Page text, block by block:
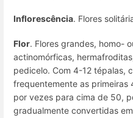
Inflorescência. Flores
Flor. Flores grandes, homo-
actinomórficas,
pedicelo. Com 4-12 tépalas,
frequentemente as primeiras
por vezes para cima de 50,
gradualmente convertidas